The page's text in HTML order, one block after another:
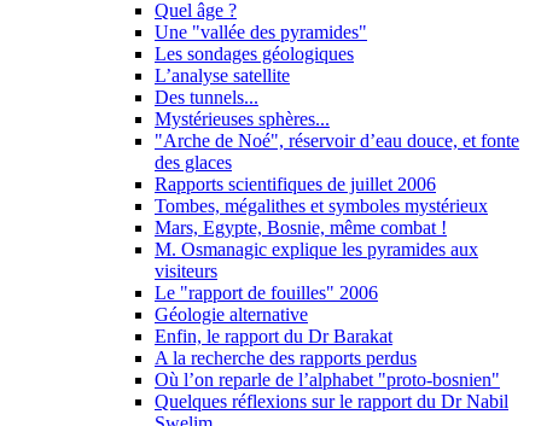
Quel âge ?
Une "vallée des pyramides"
Les sondages géologiques
L’analyse satellite
Des tunnels...
Mystérieuses sphères...
"Arche de Noé", réservoir d’eau douce, et fonte
des glaces
Rapports scientifiques de juillet 2006
Tombes, mégalithes et symboles mystérieux
Mars, Egypte, Bosnie, même combat !
M. Osmanagic explique les pyramides aux
visiteurs
Le "rapport de fouilles" 2006
Géologie alternative
Enfin, le rapport du Dr Barakat
A la recherche des rapports perdus
Où l’on reparle de l’alphabet "proto-bosnien"
Quelques réflexions sur le rapport du Dr Nabil